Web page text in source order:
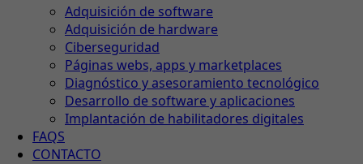
Adquisición de software
Adquisición de hardware
Ciberseguridad
Páginas webs, apps y marketplaces
Diagnóstico y asesoramiento tecnológico
Desarrollo de software y aplicaciones
Implantación de habilitadores digitales
FAQS
CONTACTO